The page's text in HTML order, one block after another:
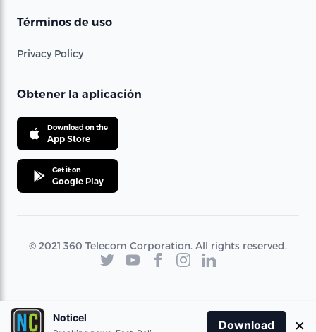
Términos de uso
Privacy Policy
Obtener la aplicación
Download on the
App Store
Get it on
Google Play
© 2021 360 Telecom Corporation. All rights reserved.
Noticel
Download ×